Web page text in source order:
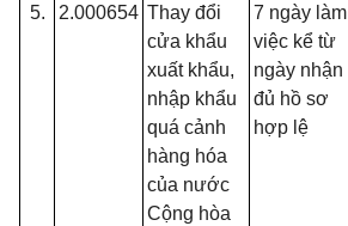
5. 2.000654 Thay đổi
cửa khẩu
xuất khẩu,
nhập khẩu
quá cảnh
hàng hóa
của nước
Cộng hòa
7 ngày làm
việc kể từ
ngày nhận
đủ hồ sơ
hợp lệ